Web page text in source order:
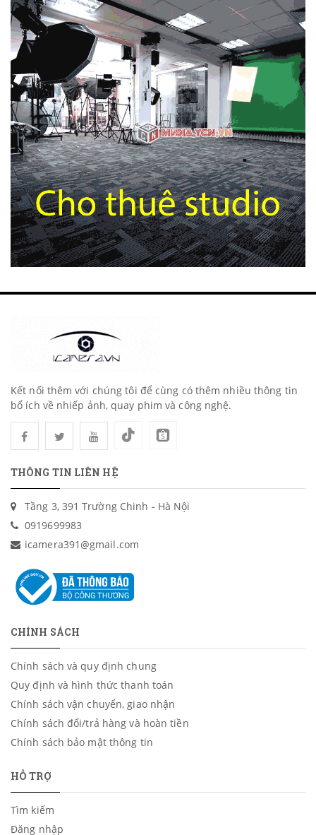
Kết nối thêm với chúng tôi để cùng có thêm nhiều thông tin
bổ ích về nhiếp ảnh, quay phim và công nghệ.
THÔNG TIN LIÊN HỆ
Tầng 3, 391 Trường Chinh - Hà Nội
0919699983
icamera391@gmail.com
CHÍNH SÁCH
Chính sách và quy định chung
Quy định và hình thức thanh toán
Chính sách vận chuyển, giao nhận
Chính sách đổi/trả hàng và hoàn tiền
Chính sách bảo mật thông tin
HỖ TRỢ
Tìm kiếm
Đăng nhập